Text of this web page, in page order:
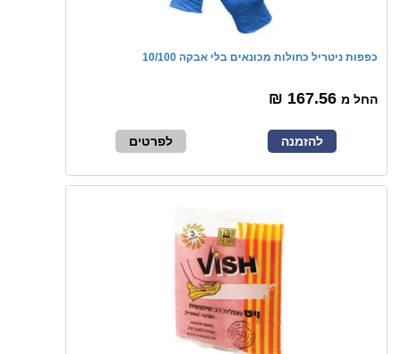
כפפות ניטריל כחולות מכונאים בלי אבקה 10/100
החל מ
להזמנה לפרטים